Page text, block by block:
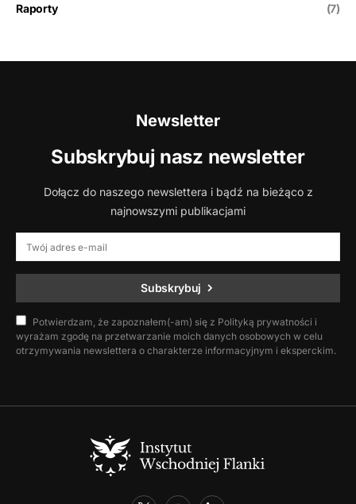
Raporty (7)
Newsletter
Subskrybuj nasz newsletter
Dołącz do naszego newslettera i bądź na bieżąco z
najnowszymi publikacjami
Subskrybuj
Potwierdzam, że zapoznałem(-am) się z Polityką prywatności i
wyrażam zgodę na przetwarzanie moich danych osobowych w celu
otrzymywania newslettera o charakterze informacyjnym i eksperckim.